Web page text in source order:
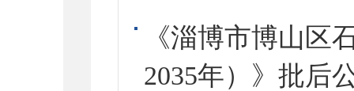
《淄博市博山区
2035年）》批后